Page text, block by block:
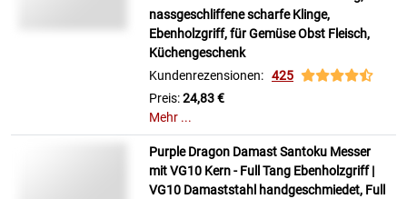
nassgeschliffene scharfe Klinge,
Ebenholzgriff, für Gemüse Obst Fleisch,
Küchengeschenk
Kundenrezensionen: 425
Preis:24,83 €
Mehr ...
Purple Dragon Damast Santoku Messer
mit VG10 Kern - Full Tang Ebenholzgriff |
VG10 Damaststahl handgeschmiedet, Full